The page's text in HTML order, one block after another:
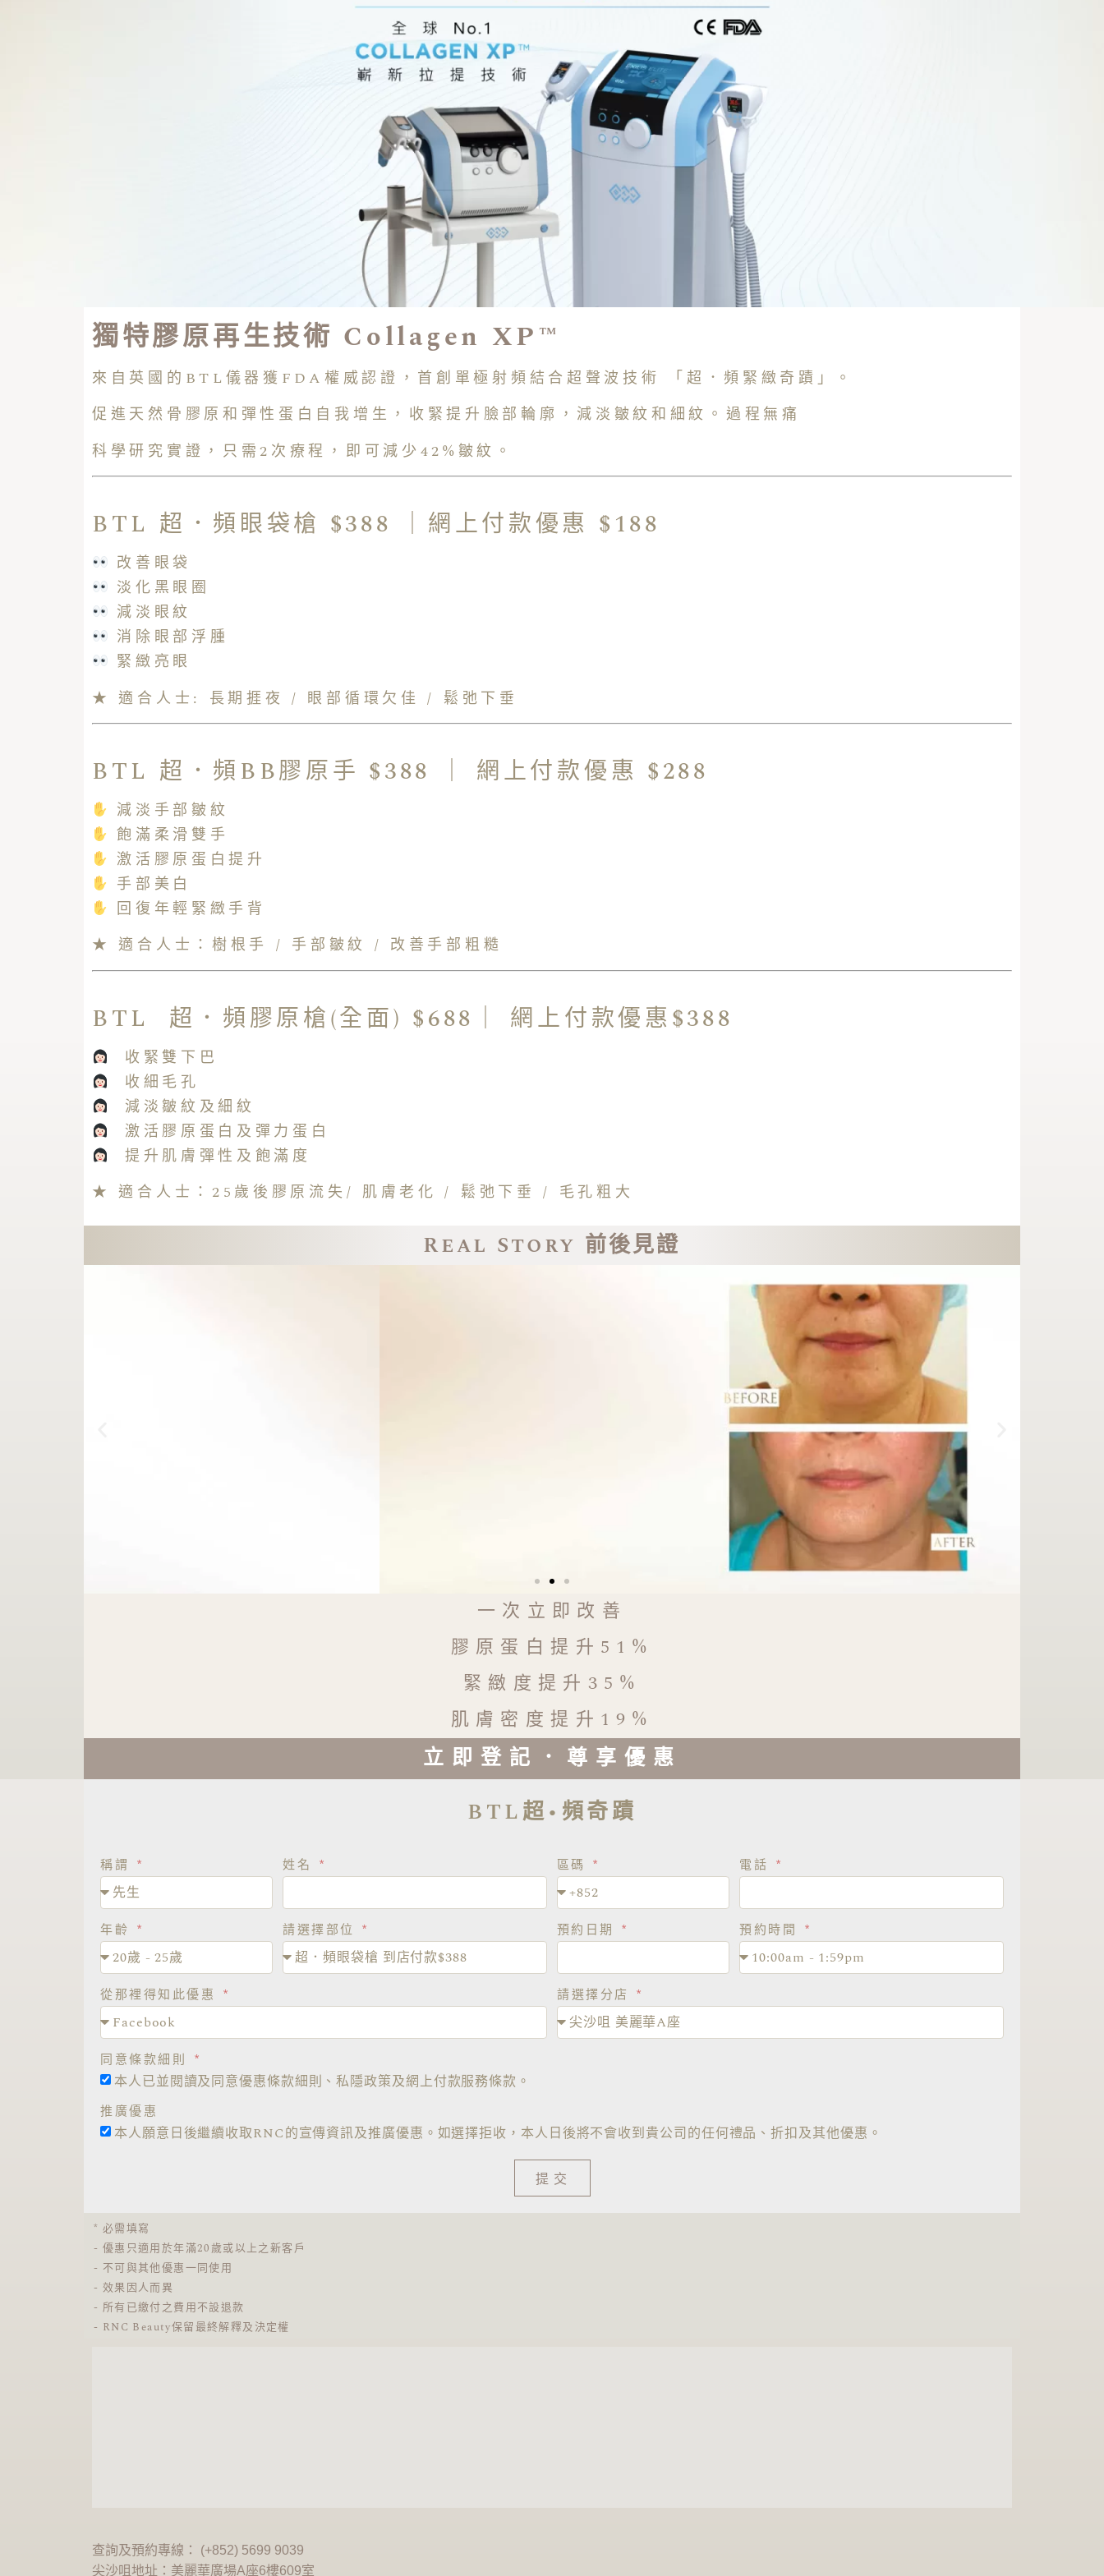
獨特膠原再生技術 Collagen XP™
來自英國的BTL儀器獲FDA權威認證，首創單極射頻結合超聲波技術 「超．頻緊緻奇蹟」。
促進天然骨膠原和彈性蛋白自我增生，收緊提升臉部輪廓，減淡皺紋和細紋。過程無痛
科學研究實證，只需2次療程，即可減少42%皺紋。
BTL 超．頻眼袋槍 $388 ｜網上付款優惠 $188
改善眼袋
淡化黑眼圈
減淡眼紋
消除眼部浮腫
緊緻亮眼
★ 適合人士: 長期捱夜 / 眼部循環欠佳 / 鬆弛下垂
BTL 超．頻BB膠原手 $388 ｜ 網上付款優惠 $288
減淡手部皺紋
飽滿柔滑雙手
激活膠原蛋白提升
手部美白
回復年輕緊緻手背
★ 適合人士：樹根手 / 手部皺紋 / 改善手部粗糙
BTL 超．頻膠原槍(全面) $688｜ 網上付款優惠$388
收緊雙下巴
收細毛孔
減淡皺紋及細紋
激活膠原蛋白及彈力蛋白
提升肌膚彈性及飽滿度
★ 適合人士：25歲後膠原流失/ 肌膚老化 / 鬆弛下垂 / 毛孔粗大
Real Story 前後見證
一次立即改善
膠原蛋白提升51%
緊緻度提升35%
肌膚密度提升19%
立即登記．尊享優惠
BTL超•頻奇蹟
稱謂 姓名 區碼 電話
年齡 請選擇部位 預約日期 預約時間
從那裡得知此優惠 請選擇分店
同意條款細則
本人已並閱讀及同意優惠條款細則、私隱政策及網上付款服務條款。
推廣優惠
本人願意日後繼續收取RNC的宣傳資訊及推廣優惠。如選擇拒收，本人日後將不會收到貴公司的任何禮品、折扣及其他優惠。
提交
* 必需填寫
- 優惠只適用於年滿20歲或以上之新客戶
- 不可與其他優惠一同使用
- 效果因人而異
- 所有已繳付之費用不設退款
- RNC Beauty保留最終解釋及決定權
查詢及預約專線： (+852) 5699 9039
尖沙咀地址：美麗華廣場A座6樓609室